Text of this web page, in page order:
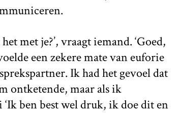
met je?’, vraagt iemand. ‘Goed,
een zekere mate van euforie
Ik had het gevoel dat
ontketende, maar als ik
ben best wel druk, ik doe dit en